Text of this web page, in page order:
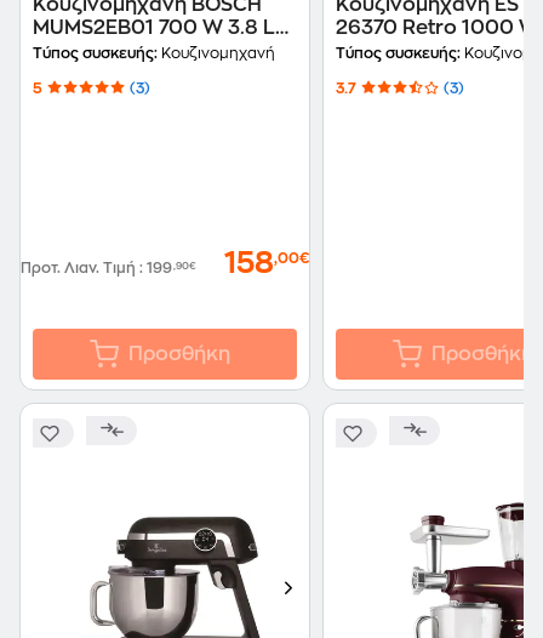
Κουζινομηχανή BOSCH
MUMS2EB01 700 W 3.8 L
Μαύρο
Τύπος συσκευής: Κουζινομηχανή
5 (3)
Προτ. Λιαν. Τιμή : 199,90€ 158,00€
Προσθήκη
Κουζινομηχανή
26370 Retro 1000 W
Κάδο 5 L Κρεμ
Τύπος συσκευής:
3.7 (3)
Προσθήκη